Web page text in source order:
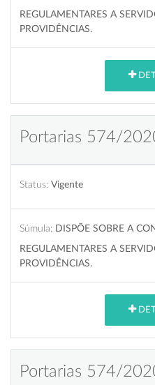
REGULAMENTARES A
PROVIDÊNCIAS.
Portarias 574/
Status: Vigente
Súmula: DISPÕE SOBRE A
REGULAMENTARES A
PROVIDÊNCIAS.
Portarias 574/